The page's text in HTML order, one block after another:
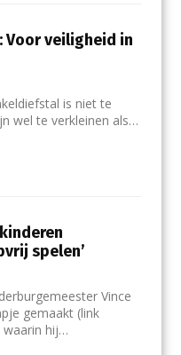
Voor veiligheid in
is niet te
wel te verkleinen als…
spelen’
Vince
gemaakt (link
waarin hij…